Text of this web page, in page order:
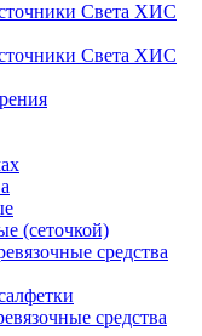
Света ХИС
Света ХИС
(сеточкой)
средства
средства